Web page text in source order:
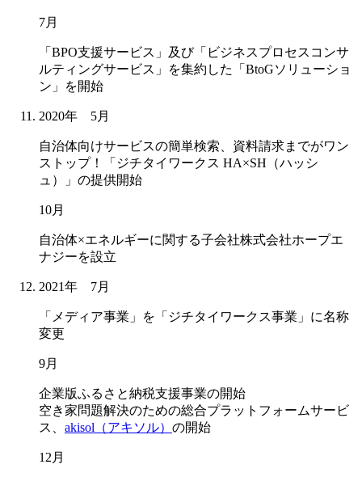
7月
「BPO支援サービス」及び「ビジネスプロセスコンサ
ルティングサービス」を集約した「BtoGソリューショ
ン」を開始
2020年 5月
自治体向けサービスの簡単検索、資料請求までがワン
ストップ！「ジチタイワークス HA×SH（ハッシ
ュ）」の提供開始
10月
自治体×エネルギーに関する子会社株式会社ホープエ
ナジーを設立
2021年 7月
「メディア事業」を「ジチタイワークス事業」に名称
変更
9月
企業版ふるさと納税支援事業の開始
空き家問題解決のための総合プラットフォームサービ
ス、 akisol（アキソル） の開始
12月